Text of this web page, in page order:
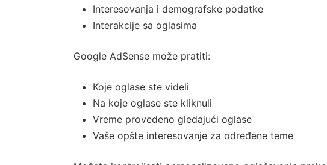
Interesovanja i demografske podatke
Interakcije sa oglasima
Google AdSense može pratiti:
Koje oglase ste videli
Na koje oglase ste kliknuli
Vreme provedeno gledajući oglase
Vaše opšte interesovanje za određene teme